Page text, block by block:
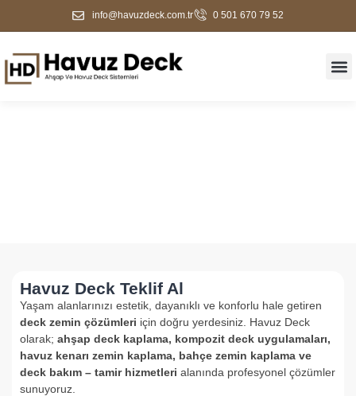
info@havuzdeck.com.tr 0 501 670 79 52
Havuz Deck Teklif Al
Yaşam alanlarınızı estetik, dayanıklı ve konforlu hale getiren
deck zemin çözümleri için doğru yerdesiniz. Havuz Deck
olarak; ahşap deck kaplama, kompozit deck uygulamaları,
havuz kenarı zemin kaplama, bahçe zemin kaplama ve
deck bakım – tamir hizmetleri alanında profesyonel çözümler
sunuyoruz.